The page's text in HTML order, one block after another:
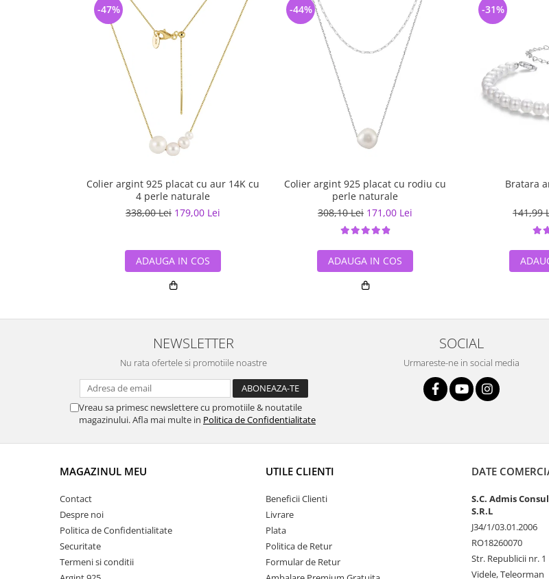
Colier argint 925 placat cu aur 14K cu
4 perle naturale
338,00 Lei 179,00 Lei
-47%
ADAUGA IN COS
Colier argint 925 placat cu rodiu cu
perle naturale
308,10 Lei 171,00 Lei
-44%
ADAUGA IN COS
Bratara
141,99
-31%
NEWSLETTER
Nu rata ofertele si promotiile noastre
Vreau sa primesc newslettere cu promotiile & noutatile
magazinului. Afla mai multe in Politica de Confidentialitate
SOCIAL
Urmareste-ne in social media
MAGAZINUL MEU
Contact
Despre noi
Politica de Confidentialitate
Securitate
Termeni si conditii
UTILE CLIENTI
Beneficii Clienti
Livrare
Plata
Politica de Retur
Formular de Retur
DATE
S.C. Admis
S.R.L
J34/1/03.01.2006
RO18260070
Str. Republicii nr. 1
Videle, Teleorman